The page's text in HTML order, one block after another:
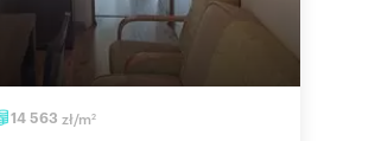
14 563 zł/m2